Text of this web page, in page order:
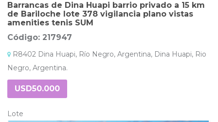
Barrancas de Dina Huapi barrio privado a 15 km
de Bariloche lote 378 vigilancia plano vistas
amenities tenis SUM
Código: 217947
R8402 Dina Huapi, Río Negro, Argentina, Dina Huapi, Rio
Negro, Argentina.
USD50.000
Lote